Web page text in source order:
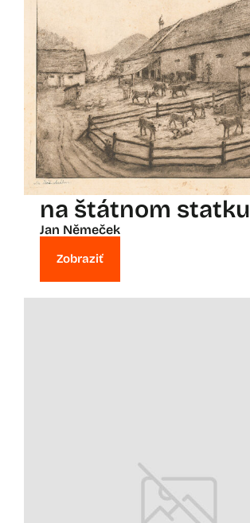
na štátnom statku
Jan Němeček
Zobraziť